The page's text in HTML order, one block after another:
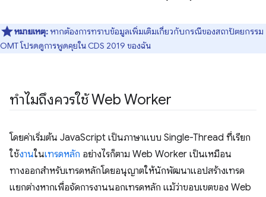
หมายเหตุ: หากต้องการทราบข้อมูลเพิ่มเติมเกี่ยวกับกรณีของสถาปัตยกรรม
OMT โปรดดูการพูดคุยใน CDS 2019 ของฉัน
ทำไมถึงควรใช้ Web Worker
โดยค่าเริ่มต้น JavaScript เป็นภาษาแบบ Single-Thread ที่เรียก
ใช้งานในเทรดหลัก อย่างไรก็ตาม Web Worker เป็นเหมือน
ทางออกสำหรับเทรดหลักโดยอนุญาตให้นักพัฒนาแอปสร้างเทรด
แยกต่างหากเพื่อจัดการงานนอกเทรดหลัก แม้ว่าขอบเขตของ Web